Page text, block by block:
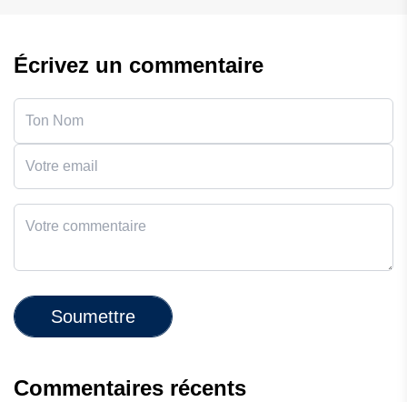
Écrivez un commentaire
Soumettre
Commentaires récents